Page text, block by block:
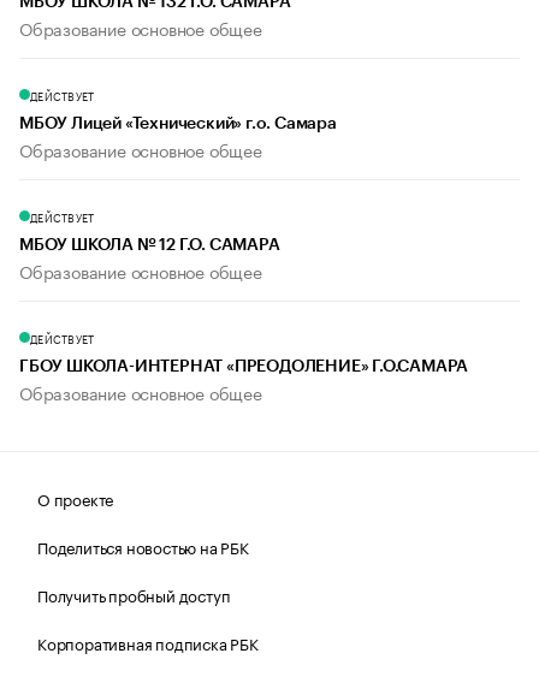
Образование основное общее
ДЕЙСТВУЕТ
МБОУ Лицей «Технический» г.о. Самара
Образование основное общее
ДЕЙСТВУЕТ
МБОУ ШКОЛА № 12 Г.О. САМАРА
Образование основное общее
ДЕЙСТВУЕТ
ГБОУ ШКОЛА-ИНТЕРНАТ «ПРЕОДОЛЕНИЕ» Г.О.САМАРА
Образование основное общее
О проекте
Поделиться новостью на РБК
Получить пробный доступ
Корпоративная подписка РБК